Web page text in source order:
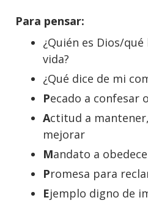
Para pensar:
¿Quién es Dios/qué
vida?
¿Qué dice de mi
Pecado a confesar
Actitud a
mejorar
Mandato a
Promesa para
Ejemplo digno de